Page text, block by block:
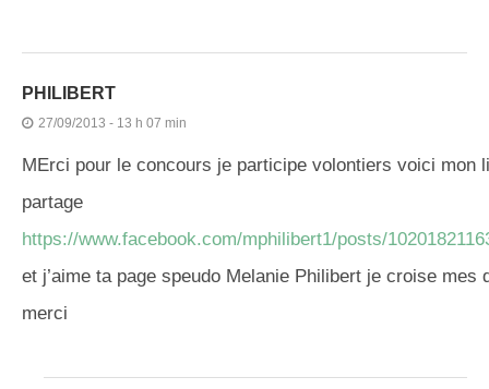
PHILIBERT
27/09/2013 - 13 h 07 min
MErci pour le concours je participe volontiers voici mon
partage
https://www.facebook.com/mphilibert1/posts/
et j’aime ta page speudo Melanie Philibert je croise mes
merci